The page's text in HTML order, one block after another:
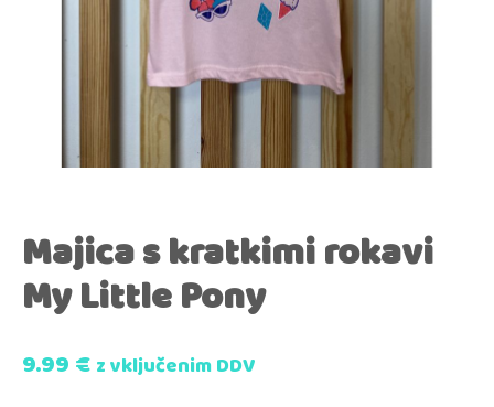
Majica s kratkimi rokavi
My Little Pony
9.99€z vključenim DDV